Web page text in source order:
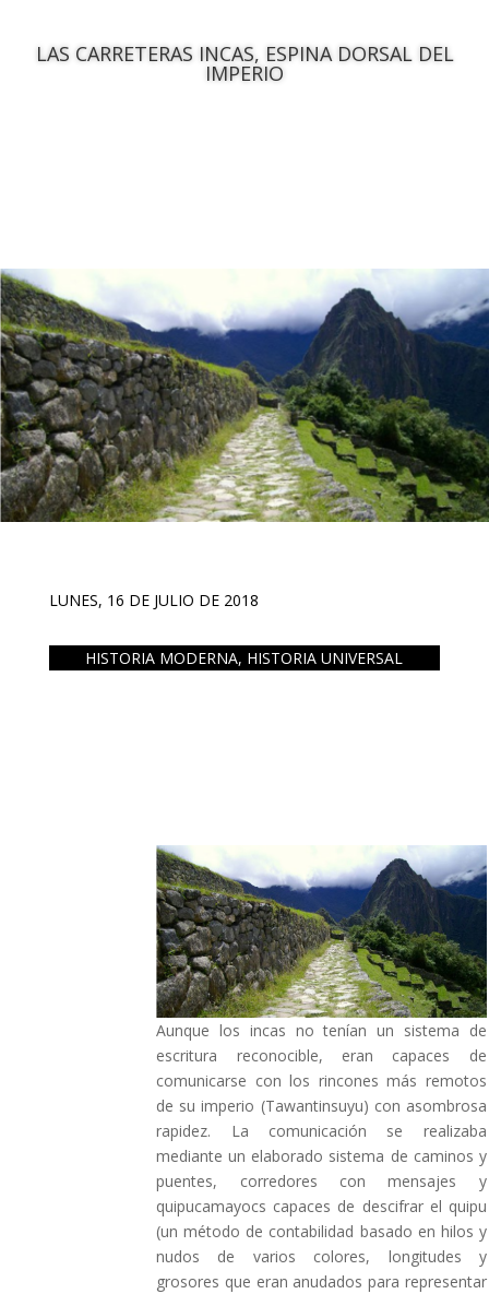
LAS CARRETERAS INCAS, ESPINA DORSAL DEL
IMPERIO
LUNES, 16 DE JULIO DE 2018
HISTORIA MODERNA, HISTORIA UNIVERSAL
Aunque los incas no tenían un sistema de
escritura reconocible, eran capaces de
comunicarse con los rincones más remotos
de su imperio (Tawantinsuyu) con asombrosa
rapidez. La comunicación se realizaba
mediante un elaborado sistema de caminos y
puentes, corredores con mensajes y
quipucamayocs capaces de descifrar el quipu
(un método de contabilidad basado en hilos y
nudos de varios colores, longitudes y
grosores que eran anudados para representar